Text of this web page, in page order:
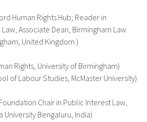
Human Rights Hub; Reader in
Associate Dean, Birmingham Law
United Kingdom
Rights, University of Birmingham
of Labour Studies, McMaster University
Chair in Public Interest Law,
University Bengaluru, India